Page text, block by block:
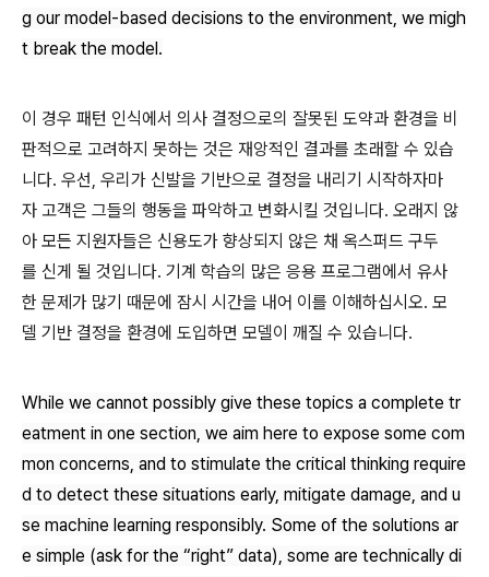
g our model-based decisions to the environment, we migh
t break the model.
이 경우 패턴 인식에서 의사 결정으로의 잘못된 도약과 환경을 비
판적으로 고려하지 못하는 것은 재앙적인 결과를 초래할 수 있습
니다. 우선, 우리가 신발을 기반으로 결정을 내리기 시작하자마
자 고객은 그들의 행동을 파악하고 변화시킬 것입니다. 오래지 않
아 모든 지원자들은 신용도가 향상되지 않은 채 옥스퍼드 구두
를 신게 될 것입니다. 기계 학습의 많은 응용 프로그램에서 유사
한 문제가 많기 때문에 잠시 시간을 내어 이를 이해하십시오. 모
델 기반 결정을 환경에 도입하면 모델이 깨질 수 있습니다.
While we cannot possibly give these topics a complete tr
eatment in one section, we aim here to expose some com
mon concerns, and to stimulate the critical thinking require
d to detect these situations early, mitigate damage, and u
se machine learning responsibly. Some of the solutions ar
e simple (ask for the “right” data), some are technically di